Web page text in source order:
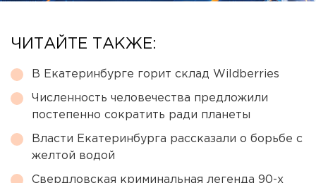
ЧИТАЙТЕ ТАКЖЕ:
В Екатеринбурге горит склад Wildberries
Численность человечества предложили
постепенно сократить ради планеты
Власти Екатеринбурга рассказали о борьбе с
желтой водой
Свердловская криминальная легенда 90-х